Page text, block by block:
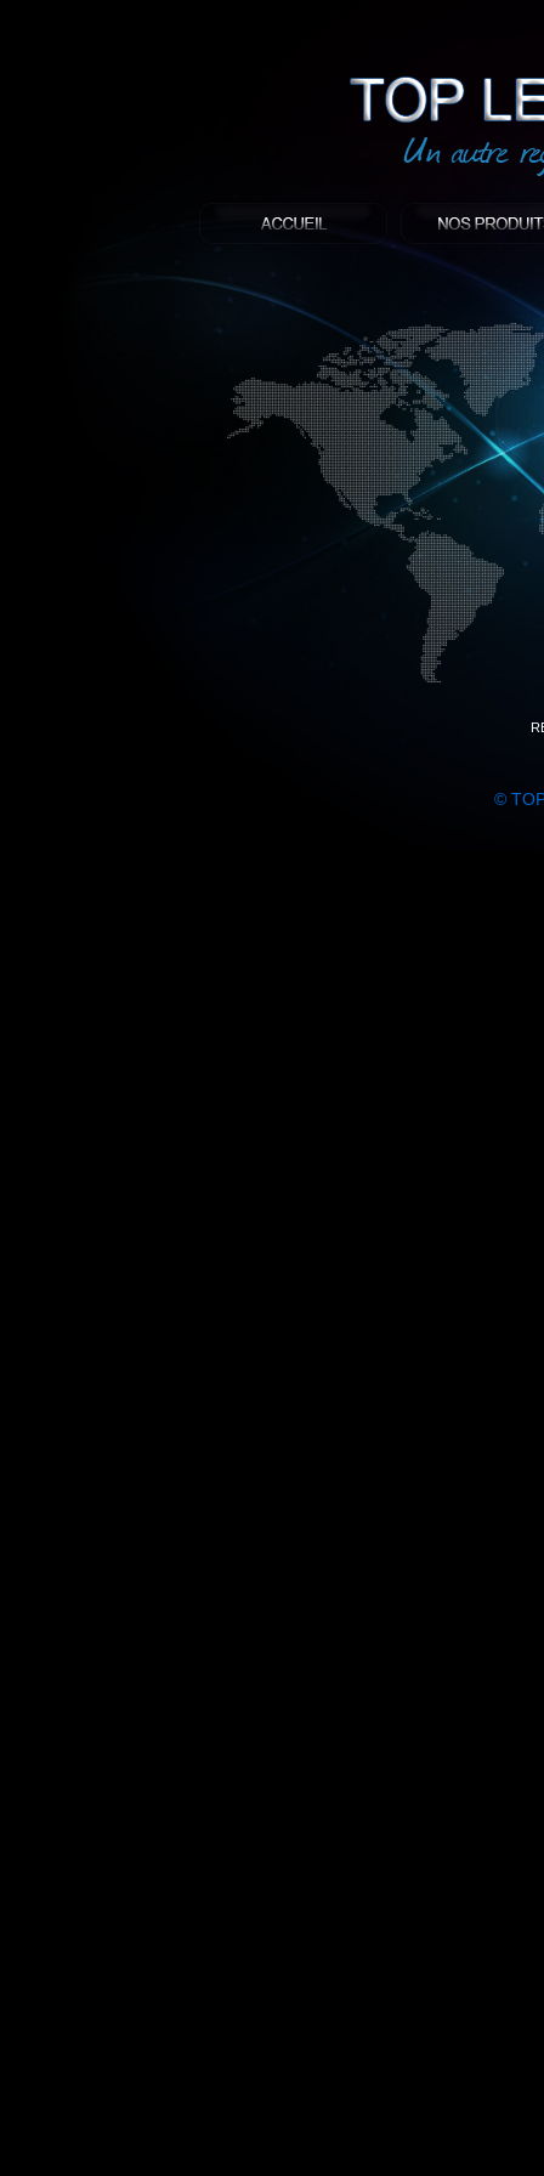
©
: Top led world
Produit décoratif led
Objet publicitaire led
éclairage blanc led
Enseigne publicitaire
Fabriquant et distributeur français
gamme à base de LED.
led, Topledworld, top led world, top
économie énergie, edf, lumière,